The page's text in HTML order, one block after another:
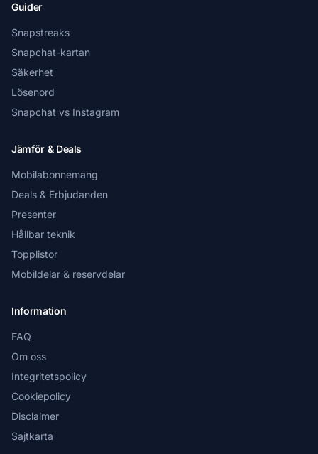
Guider
Snapstreaks
Snapchat-kartan
Säkerhet
Lösenord
Snapchat vs Instagram
Jämför & Deals
Mobilabonnemang
Deals & Erbjudanden
Presenter
Hållbar teknik
Topplistor
Mobildelar & reservdelar
Information
FAQ
Om oss
Integritetspolicy
Cookiepolicy
Disclaimer
Sajtkarta